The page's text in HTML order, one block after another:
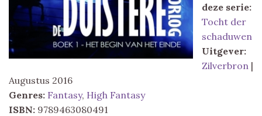
deze serie:
Tocht der
schaduwen
Uitgever:
Zilverbron |
Augustus 2016
Genres: Fantasy, High Fantasy
ISBN: 9789463080491